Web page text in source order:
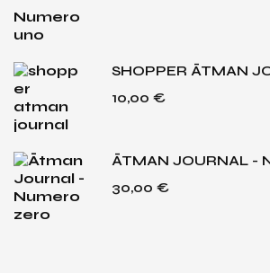
SHOPPER ĀTMAN
10,00 €
ĀTMAN JOURNAL -
30,00 €